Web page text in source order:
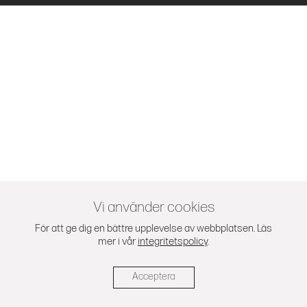
Vi använder cookies
För att ge dig en bättre upplevelse av webbplatsen. Läs
mer i vår integritetspolicy.
Acceptera